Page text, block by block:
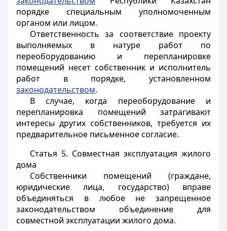
порядке специальным уполномоченным
органом или лицом.
Ответственность за соответствие проекту
выполняемых в натуре работ по
переоборудованию и перепланировке
помещений несет собственник и исполнитель
работ в порядке, установленном
законодательством.
В случае, когда переоборудование и
перепланировка помещений затрагивают
интересы других собственников, требуется их
предварительное письменное согласие.
Статья 5. Совместная эксплуатация жилого
дома
Собственники помещений (граждане,
юридические лица, государство) вправе
объединяться в любое не запрещенное
законодательством объединение для
совместной эксплуатации жилого дома.